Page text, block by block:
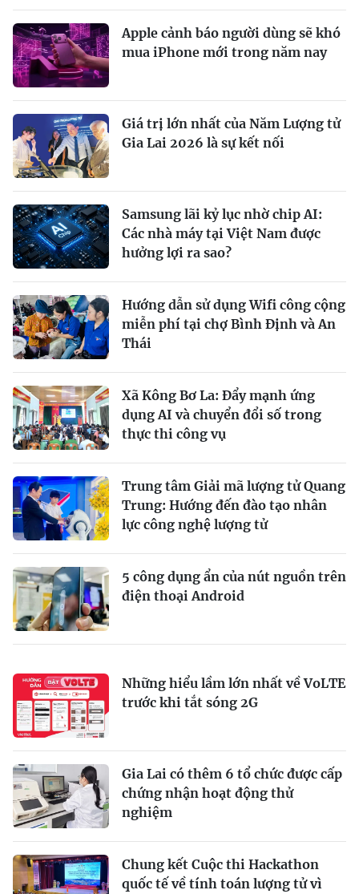
Apple cảnh báo người dùng sẽ khó
mua iPhone mới trong năm nay
Giá trị lớn nhất của Năm Lượng tử
Gia Lai 2026 là sự kết nối
Samsung lãi kỷ lục nhờ chip AI:
Các nhà máy tại Việt Nam được
hưởng lợi ra sao?
Hướng dẫn sử dụng Wifi công cộng
miễn phí tại chợ Bình Định và An
Thái
Xã Kông Bơ La: Đẩy mạnh ứng
dụng AI và chuyển đổi số trong
thực thi công vụ
Trung tâm Giải mã lượng tử Quang
Trung: Hướng đến đào tạo nhân
lực công nghệ lượng tử
5 công dụng ẩn của nút nguồn trên
điện thoại Android
Những hiểu lầm lớn nhất về VoLTE
trước khi tắt sóng 2G
Gia Lai có thêm 6 tổ chức được cấp
chứng nhận hoạt động thử
nghiệm
Chung kết Cuộc thi Hackathon
quốc tế về tính toán lượng tử vì